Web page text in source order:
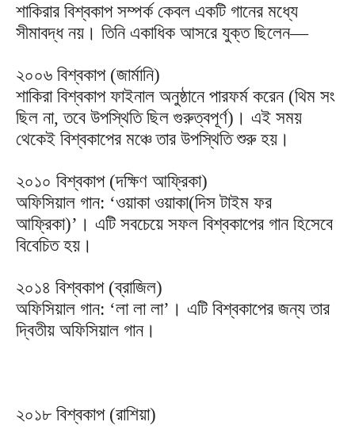
শাকিরার বিশ্বকাপ সম্পর্ক কেবল একটি গানের মধ্যে
সীমাবদ্ধ নয়। তিনি একাধিক আসরে যুক্ত ছিলেন—
২০০৬ বিশ্বকাপ (জার্মানি)
শাকিরা বিশ্বকাপ ফাইনাল অনুষ্ঠানে পারফর্ম করেন (থিম সং
ছিল না, তবে উপস্থিতি ছিল গুরুত্বপূর্ণ)। এই সময়
থেকেই বিশ্বকাপের মঞ্চে তার উপস্থিতি শুরু হয়।
২০১০ বিশ্বকাপ (দক্ষিণ আফ্রিকা)
অফিসিয়াল গান: ‘ওয়াকা ওয়াকা(দিস টাইম ফর
আফ্রিকা)’। এটি সবচেয়ে সফল বিশ্বকাপের গান হিসেবে
বিবেচিত হয়।
২০১৪ বিশ্বকাপ (ব্রাজিল)
অফিসিয়াল গান: ‘লা লা লা’। এটি বিশ্বকাপের জন্য তার
দ্বিতীয় অফিসিয়াল গান।
২০১৮ বিশ্বকাপ (রাশিয়া)